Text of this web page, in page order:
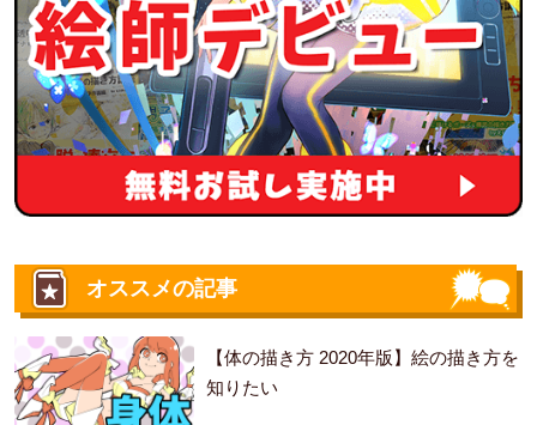
オススメの記事
【体の描き方 2020年版】絵の描き方を
知りたい